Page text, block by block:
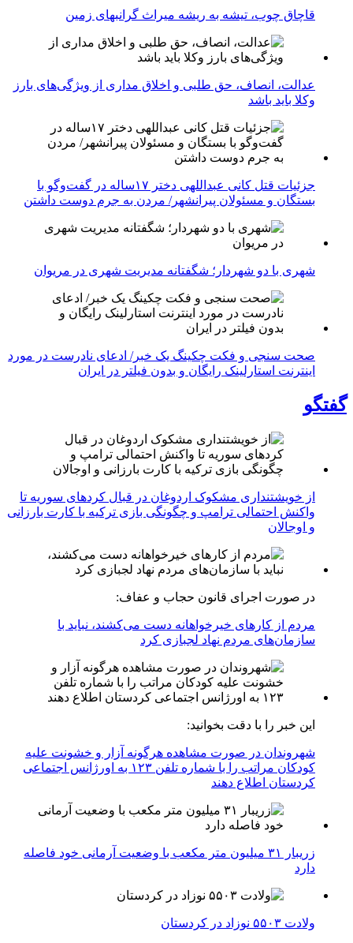
قاچاق چوب، تیشه به ریشه میراث گرانبهای زمین
عدالت، انصاف، حق طلبی و اخلاق مداری از ویژگی‌های بارز
وکلا باید باشد
جزئیات قتل کانی عبداللهی دختر ۱۷ساله در گفت‌وگو با
بستگان و مسئولان پیرانشهر/ مردن به جرم دوست داشتن
شهری با دو شهردار؛ شگفتانه مدیریت شهری در مریوان
صحت سنجی و فکت چکینگ یک خبر/ ادعای نادرست در مورد
اینترنت استارلینک رایگان و بدون فیلتر در ایران
گفتگو
از خویشتنداری مشکوک اردوغان در قبال کردهای سوریه تا
واکنش احتمالی ترامپ و چگونگی بازی ترکیه با کارت بارزانی
و اوجالان
در صورت اجرای قانون حجاب و عفاف:
مردم از کارهای خیرخواهانه دست می‌کشند، نباید با
سازمان‌های مردم نهاد لجبازی کرد
این خبر را با دقت بخوانید:
شهروندان در صورت مشاهده هرگونه آزار و خشونت علیه
کودکان مراتب را با شماره تلفن ۱۲۳ به اورژانس اجتماعی
کردستان اطلاع دهند
زریبار ۳۱ میلیون متر مکعب با وضعیت آرمانی خود فاصله
دارد
ولادت ۵۵۰۳ نوزاد در کردستان